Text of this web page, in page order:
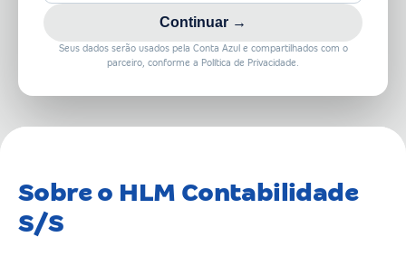
Continuar →
Seus dados serão usados pela Conta Azul e compartilhados com o
parceiro, conforme a Política de Privacidade.
Sobre o HLM Contabilidade
S/S